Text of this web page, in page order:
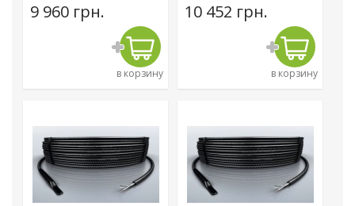
9 960 грн.
в корзину
10 452 грн.
в корзину